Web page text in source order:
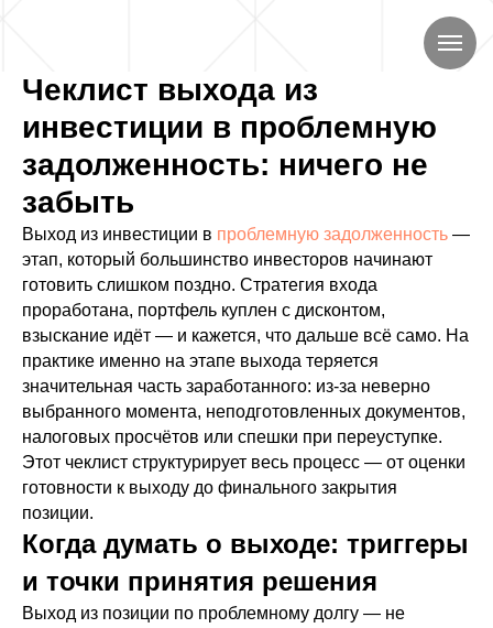
Чеклист выхода из
инвестиции в проблемную
задолженность: ничего не
забыть
Выход из инвестиции в проблемную задолженность —
этап, который большинство инвесторов начинают
готовить слишком поздно. Стратегия входа
проработана, портфель куплен с дисконтом,
взыскание идёт — и кажется, что дальше всё само. На
практике именно на этапе выхода теряется
значительная часть заработанного: из-за неверно
выбранного момента, неподготовленных документов,
налоговых просчётов или спешки при переуступке.
Этот чеклист структурирует весь процесс — от оценки
готовности к выходу до финального закрытия
позиции.
Когда думать о выходе: триггеры
и точки принятия решения
Выход из позиции по проблемному долгу — не